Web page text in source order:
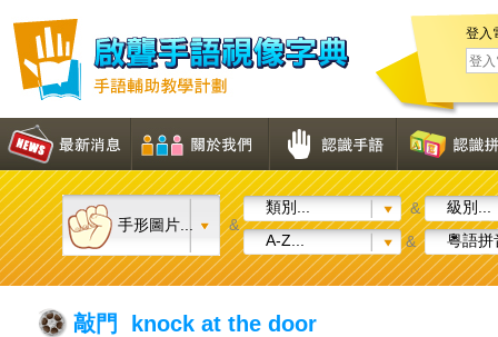
登入
手形圖片... &
類別... &
級別...
A-Z...
& 粵語拼
敲門 knock at the door